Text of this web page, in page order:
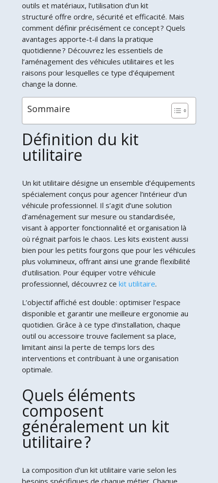
outils et matériaux, l’utilisation d’un kit
structuré offre ordre, sécurité et efficacité. Mais
comment définir précisément ce concept ? Quels
avantages apporte-t-il dans la pratique
quotidienne ? Découvrez les essentiels de
l’aménagement des véhicules utilitaires et les
raisons pour lesquelles ce type d’équipement
change la donne.
Sommaire
Définition du kit
utilitaire
Un kit utilitaire désigne un ensemble d’équipements
spécialement conçus pour agencer l’intérieur d’un
véhicule professionnel. Il s’agit d’une solution
d’aménagement sur mesure ou standardisée,
visant à apporter fonctionnalité et organisation là
où régnait parfois le chaos. Les kits existent aussi
bien pour les petits fourgons que pour les véhicules
plus volumineux, offrant ainsi une grande flexibilité
d’utilisation. Pour équiper votre véhicule
professionnel, découvrez ce kit utilitaire.
L’objectif affiché est double : optimiser l’espace
disponible et garantir une meilleure ergonomie au
quotidien. Grâce à ce type d’installation, chaque
outil ou accessoire trouve facilement sa place,
limitant ainsi la perte de temps lors des
interventions et contribuant à une organisation
optimale.
Quels éléments
composent
généralement un kit
utilitaire ?
La composition d’un kit utilitaire varie selon les